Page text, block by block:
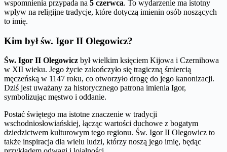
wspomnienia przypada na 5 czerwca. To wydarzenie ma istotny
wpływ na religijne tradycje, które dotyczą imienin osób noszących
to imię.
Kim był św. Igor II Olegowicz?
Św. Igor II Olegowicz był wielkim księciem Kijowa i Czernihowa
w XII wieku. Jego życie zakończyło się tragiczną śmiercią
męczeńską w 1147 roku, co otworzyło drogę do jego kanonizacji.
Dziś jest uważany za historycznego patrona imienia Igor,
symbolizując męstwo i oddanie.
Postać świętego ma istotne znaczenie w tradycji
wschodniosłowiańskiej, łącząc wartości duchowe z bogatym
dziedzictwem kulturowym tego regionu. Św. Igor II Olegowicz to
także inspiracja dla wielu ludzi, którzy noszą jego imię, będąc